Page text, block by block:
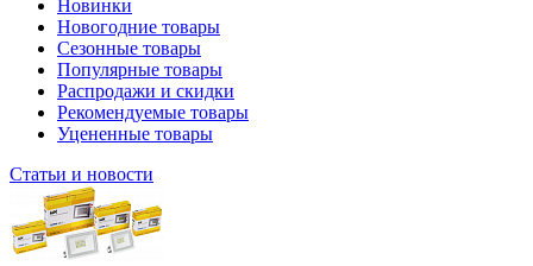
Новинки
Новогодние товары
Сезонные товары
Популярные товары
Распродажи и скидки
Рекомендуемые товары
Уцененные товары
Статьи и новости